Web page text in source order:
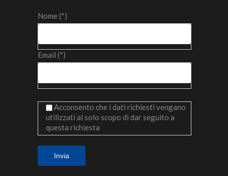
Nome (*)
Email (*)
Acconsento che i dati richiesti vengano
utilizzati al solo scopo di dar seguito a
questa richiesta